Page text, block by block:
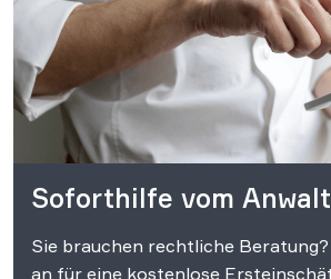
Soforthilfe vom Anwalt
Sie brauchen rechtliche Beratung?
an für eine kostenlose